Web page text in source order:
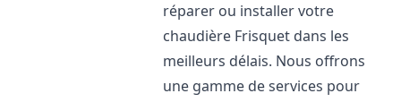
réparer ou installer votre
chaudière Frisquet dans les
meilleurs délais. Nous offrons
une gamme de services pour